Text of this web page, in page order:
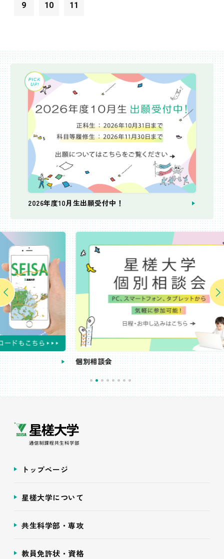
9 10 11
2026年度10月生出願受付中！
個別相談会 受
トップページ
星槎大学について
共生科学部・専攻
教員免許状・資格